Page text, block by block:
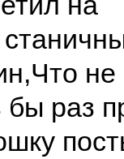
Что не
бы раз